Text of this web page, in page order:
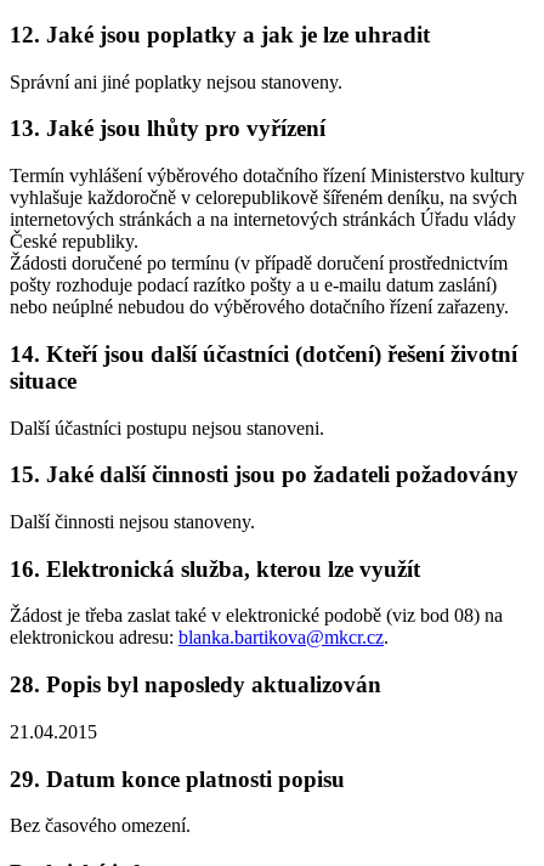
12. Jaké jsou poplatky a jak je lze uhradit
Správní ani jiné poplatky nejsou stanoveny.
13. Jaké jsou lhůty pro vyřízení
Termín vyhlášení výběrového dotačního řízení Ministerstvo kultury
vyhlašuje každoročně v celorepublikově šířeném deníku, na svých
internetových stránkách a na internetových stránkách Úřadu vlády
České republiky.
Žádosti doručené po termínu (v případě doručení prostřednictvím
pošty rozhoduje podací razítko pošty a u e-mailu datum zaslání)
nebo neúplné nebudou do výběrového dotačního řízení zařazeny.
14. Kteří jsou další účastníci (dotčení) řešení životní
situace
Další účastníci postupu nejsou stanoveni.
15. Jaké další činnosti jsou po žadateli požadovány
Další činnosti nejsou stanoveny.
16. Elektronická služba, kterou lze využít
Žádost je třeba zaslat také v elektronické podobě (viz bod 08) na
elektronickou adresu: blanka.bartikova@mkcr.cz.
28. Popis byl naposledy aktualizován
21.04.2015
29. Datum konce platnosti popisu
Bez časového omezení.